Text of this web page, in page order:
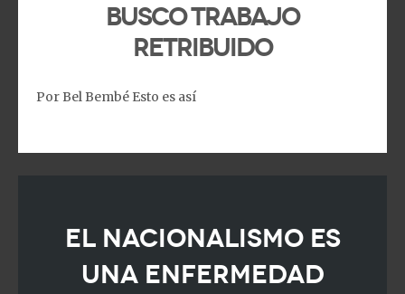
Busco trabajo
retribuido
Por Bel Bembé Esto es así
El nacionalismo es
una enfermedad